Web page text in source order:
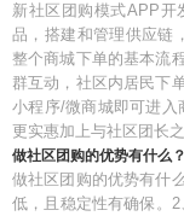
新社区团购模式APP开
品，搭建和管理供应链
整个商城下单的基本流
群互动，社区内居民下
小程序/微商城即可进入
更实惠加上与社区团长
做社区团购的优势有什么？
做社区团购的优势有什
低，且稳定性有确保。